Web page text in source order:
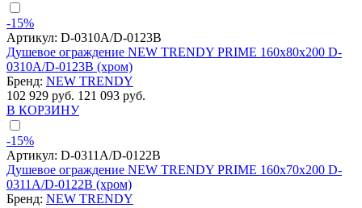
-15%
Артикул: D-0310A/D-0123B
Душевое ограждение NEW TRENDY PRIME 160x80x200 D-
0310A/D-0123B (хром)
Бренд: NEW TRENDY
102 929 руб. 121 093 руб.
В КОРЗИНУ
-15%
Артикул: D-0311A/D-0122B
Душевое ограждение NEW TRENDY PRIME 160x70x200 D-
0311A/D-0122B (хром)
Бренд: NEW TRENDY